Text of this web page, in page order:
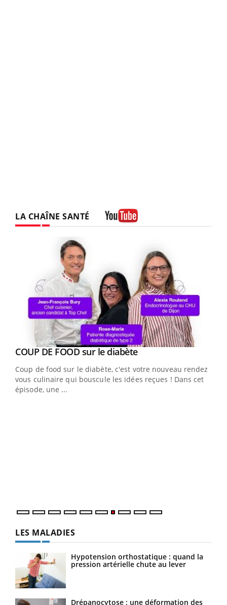
LA CHAÎNE SANTÉ
Youtube
COUP DE FOOD sur le diabèteYoutube
Coup de food sur le diabète, c'est votre nouveau rendez-
vous culinaire qui bouscule les idées reçues ! Dans cet
épisode, une ...
Youtube
Quand l’entreprise mise sur le bien être global
"Les rendez-vous de la santé et de la qualité de vie au
travail" de Pourquoi Docteur reçoivent Régis Blugeon,
DRH et directeur ...
LES MALADIES
Hypotension orthostatique : quand la
pression artérielle chute au lever
Drépanocytose : une déformation des